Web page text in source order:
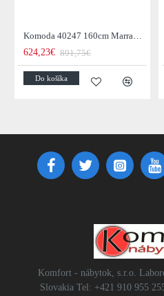
Komoda 40247 160cm Marrakesch Drevo Mango - Skladom u nás v Žiline - 1Ks
624,23€ 891,75€
Do košíka
Komfort - nábytok, s.r.o.
Slovakia Tel: +421 910 955